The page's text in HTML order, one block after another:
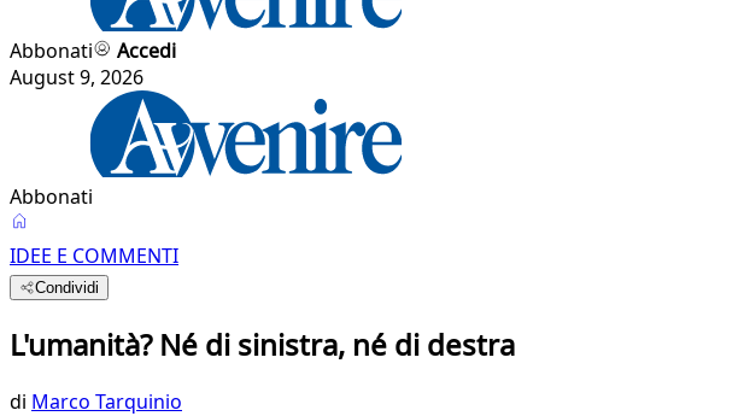
Abbonati
Accedi
August 9, 2026
Abbonati
IDEE E COMMENTI
Condividi
L'umanità? Né di sinistra, né di destra
di Marco Tarquinio